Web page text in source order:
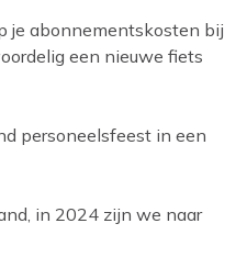
je abonnementskosten bij
een nieuwe fiets
personeelsfeest in een
in 2024 zijn we naar